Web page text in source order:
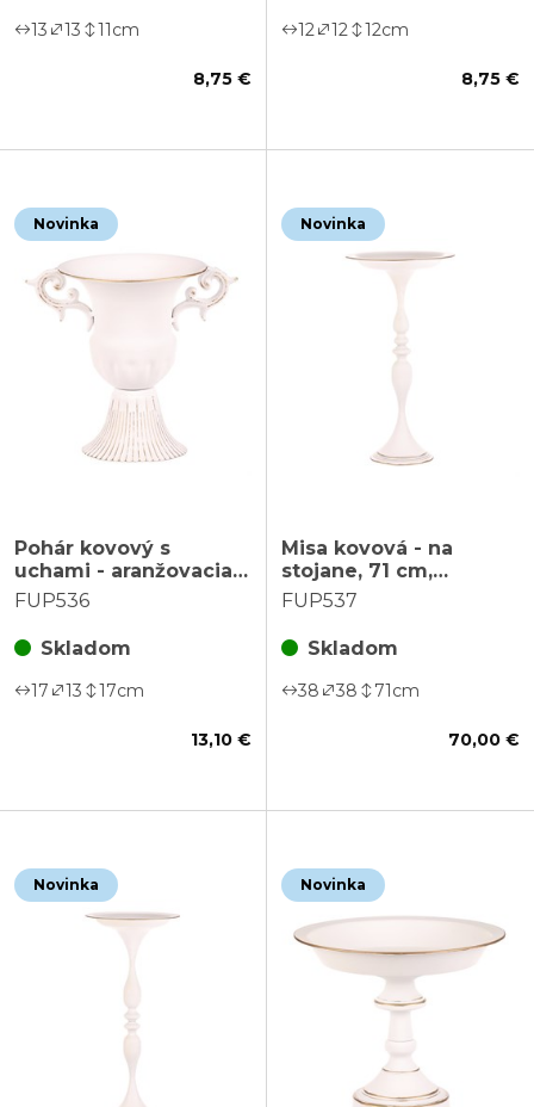
13 13 11cm
8,75 €
12 12 12cm
8,75 €
Novinka
Pohár kovový s
uchami - aranžovacia,
farba biela
FUP536
Skladom
17 13 17cm
13,10 €
Novinka
Misa kovová - na
stojane, 71 cm,
aranžovacia, farba
FUP537
Skladom
38 38 71cm
70,00 €
Novinka Novinka